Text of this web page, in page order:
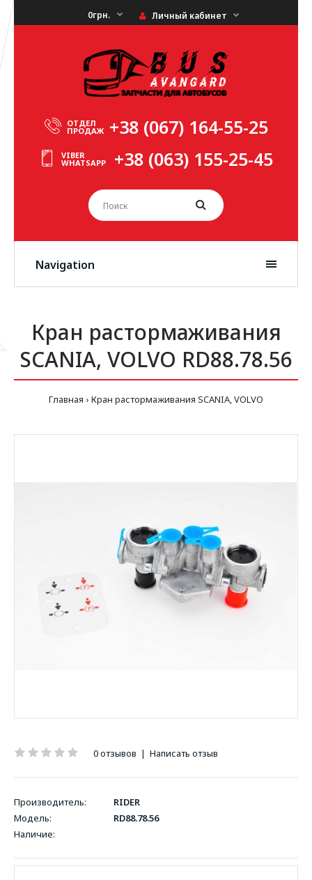
0грн. Личный кабинет
ОТДЕЛ
ПРОДАЖ +38 (067) 164-55-25
VIBER
WHATSAPP +38 (063) 155-25-45
Navigation
Кран растормаживания
SCANIA, VOLVO RD88.78.56
Главная Кран растормаживания SCANIA, VOLVO
0 отзывов | Написать отзыв
Производитель:
RIDER
Модель:
RD88.78.56
Наличие: